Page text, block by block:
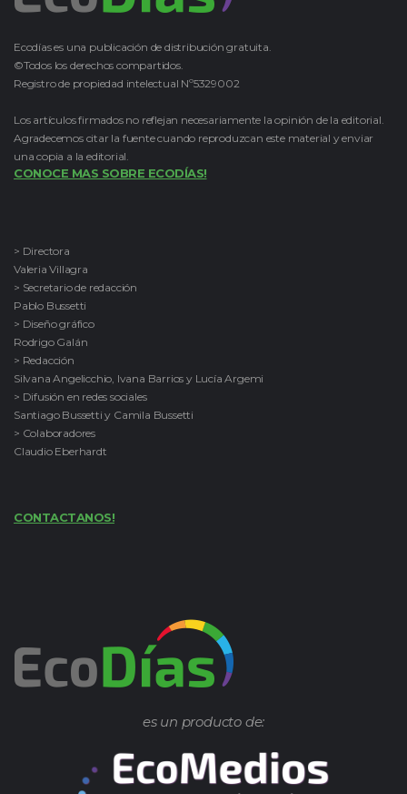
Ecodías es una publicación de distribución gratuita.
©Todos los derechos compartidos.
Registro de propiedad intelectual Nº5329002
Los artículos firmados no reflejan necesariamente la opinión de la editorial.
Agradecemos citar la fuente cuando reproduzcan este material y enviar
una copia a la editorial.
CONOCE MAS SOBRE ECODÍAS!
> Directora
Valeria Villagra
> Secretario de redacción
Pablo Bussetti
> Diseño gráfico
Rodrigo Galán
> Redacción
Silvana Angelicchio, Ivana Barrios y Lucía Argemi
> Difusión en redes sociales
Santiago Bussetti y Camila Bussetti
> Colaboradores
Claudio Eberhardt
CONTACTANOS!
es un producto de: